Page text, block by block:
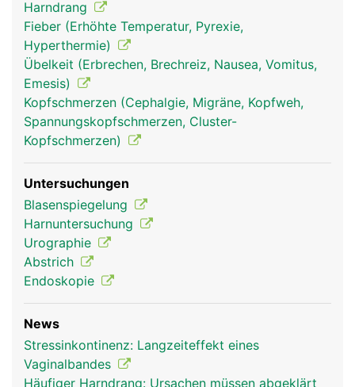
Harndrang
Fieber (Erhöhte Temperatur, Pyrexie,
Hyperthermie)
Übelkeit (Erbrechen, Brechreiz, Nausea, Vomitus,
Emesis)
Kopfschmerzen (Cephalgie, Migräne, Kopfweh,
Spannungskopfschmerzen, Cluster-
Kopfschmerzen)
Untersuchungen
Blasenspiegelung
Harnuntersuchung
Urographie
Abstrich
Endoskopie
News
Stressinkontinenz: Langzeiteffekt eines
Vaginalbandes
Häufiger Harndrang: Ursachen müssen abgeklärt